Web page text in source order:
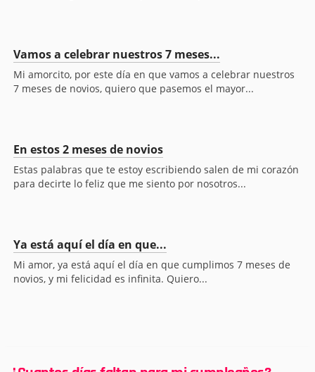
Vamos a celebrar nuestros 7 meses...
Mi amorcito, por este día en que vamos a celebrar nuestros
7 meses de novios, quiero que pasemos el mayor...
En estos 2 meses de novios
Estas palabras que te estoy escribiendo salen de mi corazón
para decirte lo feliz que me siento por nosotros...
Ya está aquí el día en que...
Mi amor, ya está aquí el día en que cumplimos 7 meses de
novios, y mi felicidad es infinita. Quiero...